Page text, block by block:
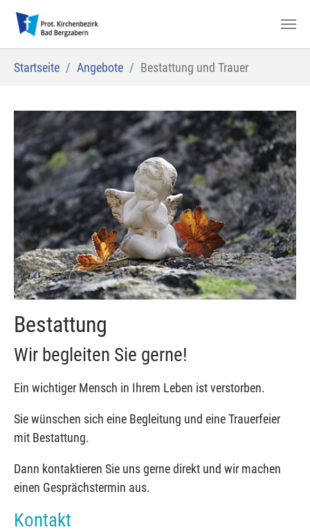
Zum Hauptinhalt springen
Startseite Angebote Bestattung und Trauer
Bestattung
Wir begleiten Sie gerne!
Ein wichtiger Mensch in Ihrem Leben ist verstorben.
Sie wünschen sich eine Begleitung und eine Trauerfeier
mit Bestattung.
Dann kontaktieren Sie uns gerne direkt und wir machen
einen Gesprächstermin aus.
Kontakt